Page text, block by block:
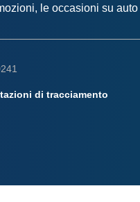
le occasioni su
di tracciamento